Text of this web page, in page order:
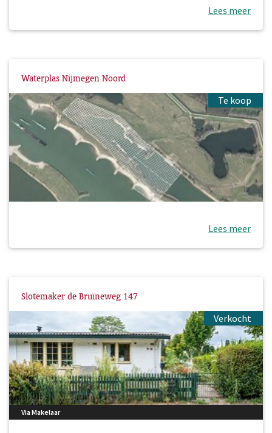
Lees meer
Waterplas Nijmegen Noord
Te koop
Lees meer
Slotemaker de Bruïneweg 147
Verkocht
Via Makelaar